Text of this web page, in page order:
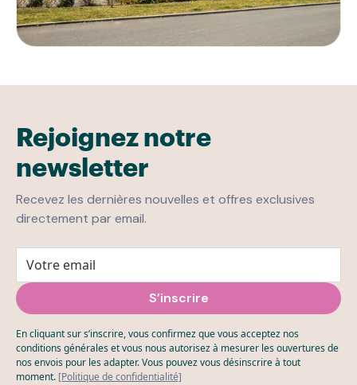
Rejoignez notre
newsletter
Recevez les dernières nouvelles et offres exclusives
directement par email.
En cliquant sur s’inscrire, vous confirmez que vous acceptez nos
conditions générales et vous nous autorisez à mesurer les ouvertures de
nos envois pour les adapter. Vous pouvez vous désinscrire à tout
moment. [Politique de confidentialité]